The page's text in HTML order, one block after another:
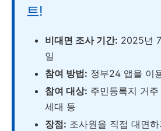
트!
비대면 조사 기간: 2025년
일
참여 방법: 정부24 앱을 이
참여 대상: 주민등록지 거
세대 등
장점: 조사원을 직접 대면